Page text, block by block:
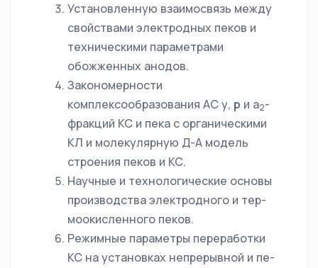
Установленную взаимосвязь между
свойствами электродных пеков и
техническими параметрами
обожженных анодов.
Закономерности
комплексообразования АС у, р и а2-
фракций КС и пека с органическими
КЛ и молекулярную Д-А модель
строения пеков и КС.
Научные и технологические основы
производства электродного и тер-
моокисленного пеков.
Режимные параметры переработки
КС на установках непрерывной и пе­